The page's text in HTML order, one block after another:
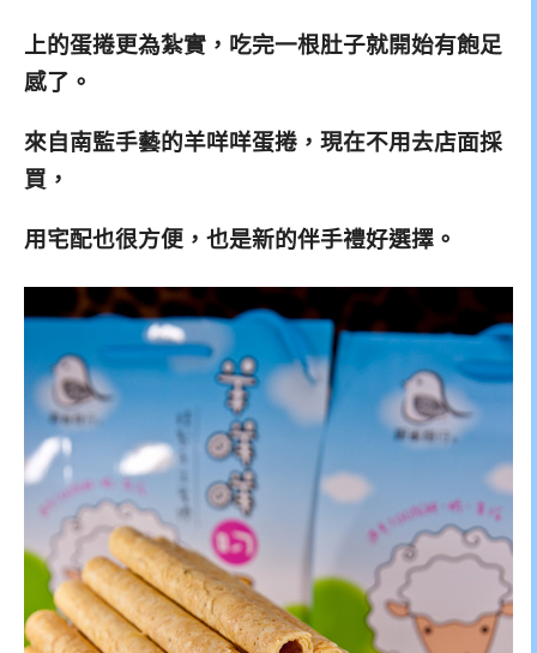
上的蛋捲更為紮實，吃完一根肚子就開始有飽足
感了。
來自南監手藝的羊咩咩蛋捲，現在不用去店面採
買，
用宅配也很方便，也是新的伴手禮好選擇。